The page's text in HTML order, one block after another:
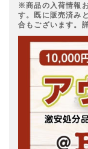
※商品の入荷情報
す。既に販売済み
合もございます。